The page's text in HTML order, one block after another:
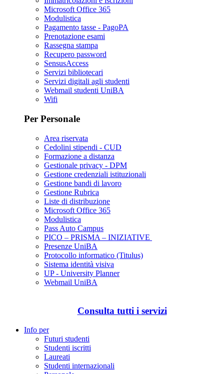
Microsoft Office 365
Modulistica
Pagamento tasse - PagoPA
Prenotazione esami
Rassegna stampa
Recupero password
SensusAccess
Servizi bibliotecari
Servizi digitali agli studenti
Webmail studenti UniBA
Wifi
Per Personale
Area riservata
Cedolini stipendi - CUD
Formazione a distanza
Gestionale privacy - DPM
Gestione credenziali istituzionali
Gestione bandi di lavoro
Gestione Rubrica
Liste di distribuzione
Microsoft Office 365
Modulistica
Pass Auto Campus
PICO – PRISMA – INIZIATIVE
Presenze UniBA
Protocollo informatico (Titulus)
Sistema identità visiva
UP - University Planner
Webmail UniBA
Consulta tutti i servizi
Info per
Futuri studenti
Studenti iscritti
Laureati
Studenti internazionali